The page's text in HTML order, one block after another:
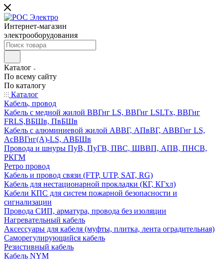
Интернет-магазин
электрооборудования
Каталог
По всему сайту
По каталогу
Каталог
Кабель, провод
Кабель с медной жилой ВВГнг LS, ВВГнг LSLTx, ВВГнг
FRLS,ВБШв, ПвБШв
Кабель с алюминиевой жилой АВВГ, АПвВГ, АВВГнг LS,
АсВВГнг(А)-LS, АВБШв
Провода и шнуры ПуВ, ПуГВ, ПВС, ШВВП, АПВ, ПНСВ,
РКГМ
Ретро провод
Кабель и провод связи (FTP, UTP, SAT, RG)
Кабель для нестационарной прокладки (КГ, КГхл)
Кабели КПС для систем пожарной безопасности и
сигнализации
Провода СИП, арматура, провода без изоляции
Нагревательный кабель
Аксессуары для кабеля (муфты, плитка, лента оградительная)
Саморегулирующийся кабель
Резистивный кабель
Кабель NYM